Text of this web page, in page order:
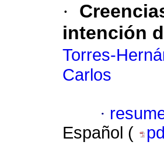
·
intención
Torres-
Carlos
·
Español (